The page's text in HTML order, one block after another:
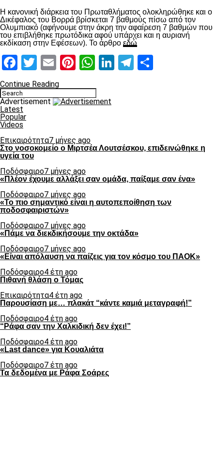
Η κανονική διάρκεια του Πρωταθλήματος ολοκληρώθηκε και ο
Δικέφαλος του Βορρά βρίσκεται 7 βαθμούς πίσω από τον
Ολυμπιακό (αφήνουμε στην άκρη την αφαίρεση 7 βαθμών που
του επιβλήθηκε πρωτόδικα αφού υπάρχει και η αυριανή
εκδίκαση στην Εφέσεων). Το άρθρο εδώ
Facebook
Twitter
EmailPinterest
WhatsApp
LinkedIn
Telegram
Continue Reading
Advertisement
Latest
Popular
Videos
Επικαιρότητα7 μήνες ago
Στο νοσοκομείο ο Μιρτσέα Λουτσέσκου, επιδεινώθηκε η
υγεία του
Ποδόσφαιρο7 μήνες ago
«Πλέον έχουμε αλλάξει σαν ομάδα, παίξαμε σαν ένα»
Ποδόσφαιρο7 μήνες ago
«Το πιο σημαντικό είναι η αυτοπεποίθηση των
ποδοσφαιριστών»
Ποδόσφαιρο7 μήνες ago
«Πάμε να διεκδικήσουμε την οκτάδα»
Ποδόσφαιρο7 μήνες ago
«Είναι απόλαυση να παίζεις για τον κόσμο του ΠΑΟΚ»
Ποδόσφαιρο4 έτη ago
Πιθανή θλάση ο Τόμας
Επικαιρότητα4 έτη ago
Παρουσίαση με… πλακάτ “κάντε καμιά μεταγραφή!”
Ποδόσφαιρο4 έτη ago
“Ράφα σαν την Χαλκιδική δεν έχει!”
Ποδόσφαιρο4 έτη ago
«Last dance» για Κουαλιάτα
Ποδόσφαιρο7 έτη ago
Τα δεδομένα με Ράφα Σοάρες